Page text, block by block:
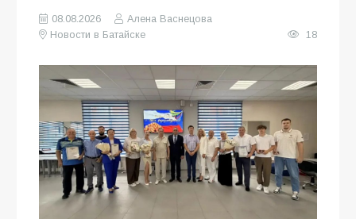
08.08.2026
Алена Васнецова
Новости в Батайске
18